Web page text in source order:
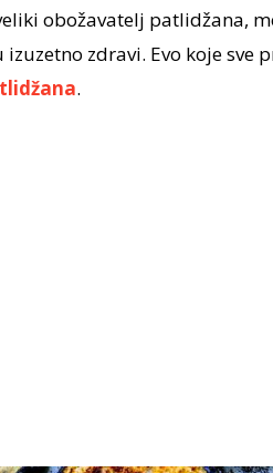
obožavatelj patlidžana,
izuzetno zdravi. Evo koje sve
.